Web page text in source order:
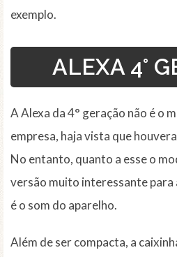
exemplo.
ALEXA 4°
A Alexa da 4° geração não é o
empresa, haja vista que
No entanto, quanto a esse o
versão muito interessante para
é o som do aparelho.
Além de ser compacta, a